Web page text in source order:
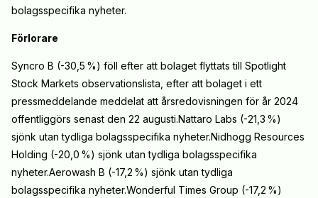
bolagsspecifika nyheter.
Förlorare
Syncro B (-30,5 %) föll efter att bolaget flyttats till Spotlight
Stock Markets observationslista, efter att bolaget i ett
pressmeddelande meddelat att årsredovisningen för år 2024
offentliggörs senast den 22 augusti.Nattaro Labs (-21,3 %)
sjönk utan tydliga bolagsspecifika nyheter.Nidhogg Resources
Holding (-20,0 %) sjönk utan tydliga bolagsspecifika
nyheter.Aerowash B (-17,2 %) sjönk utan tydliga
bolagsspecifika nyheter.Wonderful Times Group (-17,2 %)